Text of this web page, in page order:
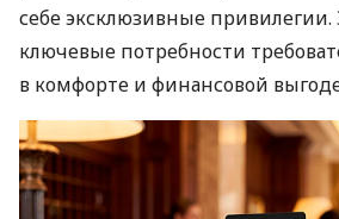
себе эксклюзивные привилегии.
ключевые потребности
в комфорте и финансовой